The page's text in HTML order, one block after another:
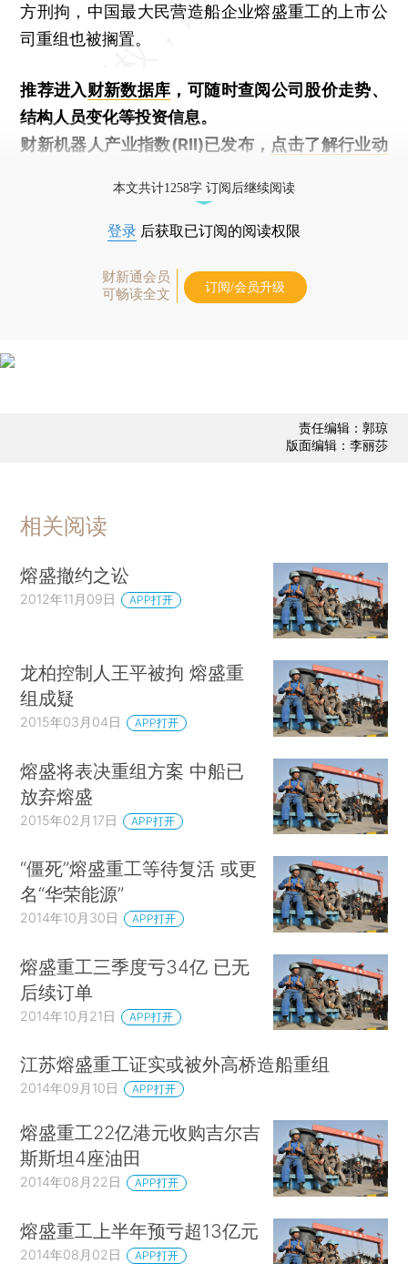
方刑拘，中国最大民营造船企业熔盛重工的上市公
司重组也被搁置。
推荐进入财新数据库 ，可随时查阅公司股价走势、
结构人员变化等投资信息。
财新机器人产业指数(RII)已发布， 点击了解行业动
本文共计1258字 订阅后继续阅读
登录 后获取已订阅的阅读权限
财新通会员
可畅读全文
订阅/会员升级
责任编辑：郭琼
版面编辑：李丽莎
相关阅读
熔盛撤约之讼
2012年11月09日 APP打开
龙柏控制人王平被拘 熔盛重
组成疑
2015年03月04日 APP打开
熔盛将表决重组方案 中船已
放弃熔盛
2015年02月17日 APP打开
“僵死”熔盛重工等待复活 或更
名“华荣能源”
2014年10月30日 APP打开
熔盛重工三季度亏34亿 已无
后续订单
2014年10月21日 APP打开
江苏熔盛重工证实或被外高桥造船重组
2014年09月10日 APP打开
熔盛重工22亿港元收购吉尔吉
斯斯坦4座油田
2014年08月22日 APP打开
熔盛重工上半年预亏超13亿元
2014年08月02日 APP打开